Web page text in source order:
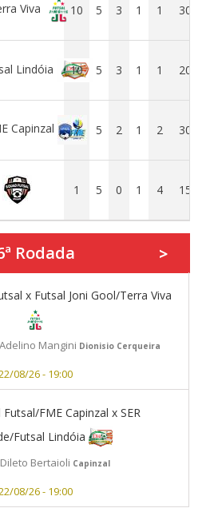
Viva 10 5 3 1 1 30
Lindóia 10 5 3 1 1 20
Capinzal 7 5 2 1 2 30
1 5 0 1 4 15
Rodada >
x Futsal Joni Gool/Terra Viva
Mangini Dionisio Cerqueira
08/26 - 19:00
Futsal/FME Capinzal x SER
Futsal Lindóia
Bertaioli Capinzal
08/26 - 19:00